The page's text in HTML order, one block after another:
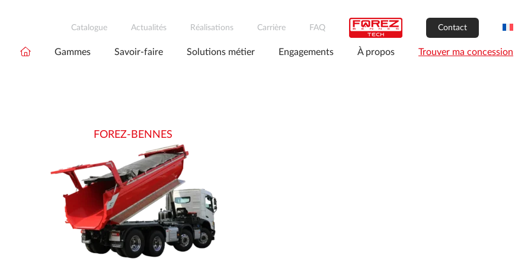
Catalogue Actualités Réalisations Carrière FAQ Contact
Gammes Savoir-faire Solutions métier Engagements À propos Trouver ma concession
FOREZ-BENNES